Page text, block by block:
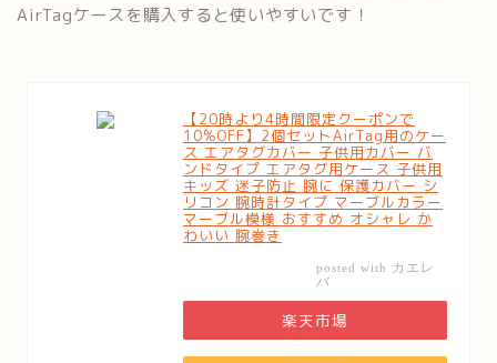
AirTagケースを購入すると使いやすいです！
【20時より4時間限定クーポンで
10%OFF】2個セットAirTag用のケー
ス エアタグカバー 子供用カバー バ
ンドタイプ エアタグ用ケース 子供用
キッズ 迷子防止 腕に 保護カバー シ
リコン 腕時計タイプ マーブルカラー
マーブル模様 おすすめ オシャレ か
わいい 腕巻き
posted with カエレ
バ
楽天市場